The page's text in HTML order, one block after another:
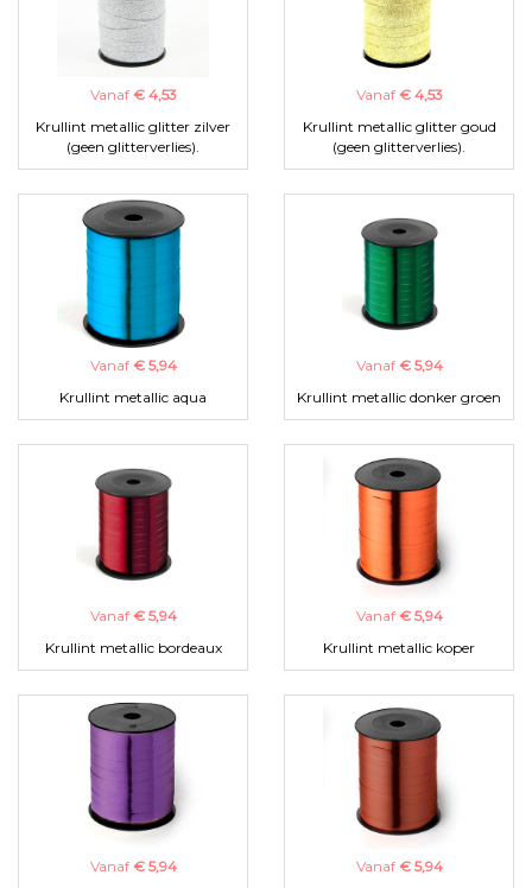
Vanaf € 4,53
Krullint metallic glitter zilver
(geen glitterverlies).
Vanaf € 4,53
Krullint metallic glitter goud
(geen glitterverlies).
Vanaf € 5,94
Krullint metallic aqua
Vanaf € 5,94
Krullint metallic donker groen
Vanaf € 5,94
Krullint metallic bordeaux
Vanaf € 5,94
Krullint metallic koper
Vanaf € 5,94
Vanaf € 5,94